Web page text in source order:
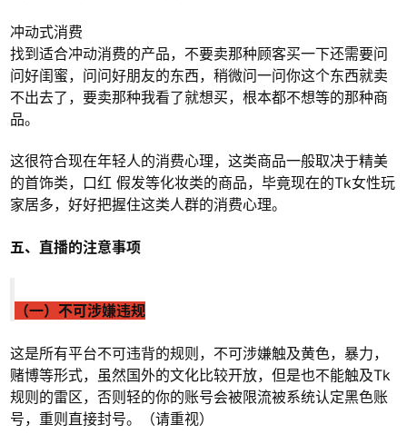
冲动式消费
找到适合冲动消费的产品，不要卖那种顾客买一下还需要问
问好闺蜜，问问好朋友的东西，稍微问一问你这个东西就卖
不出去了，要卖那种我看了就想买，根本都不想等的那种商
品。
这很符合现在年轻人的消费心理，这类商品一般取决于精美
的首饰类，口红 假发等化妆类的商品，毕竟现在的Tk女性玩
家居多，好好把握住这类人群的消费心理。
五、直播的注意事项
（一）不可涉嫌违规
这是所有平台不可违背的规则，不可涉嫌触及黄色，暴力，
赌博等形式，虽然国外的文化比较开放，但是也不能触及Tk
规则的雷区，否则轻的你的账号会被限流被系统认定黑色账
号，重则直接封号。（请重视）